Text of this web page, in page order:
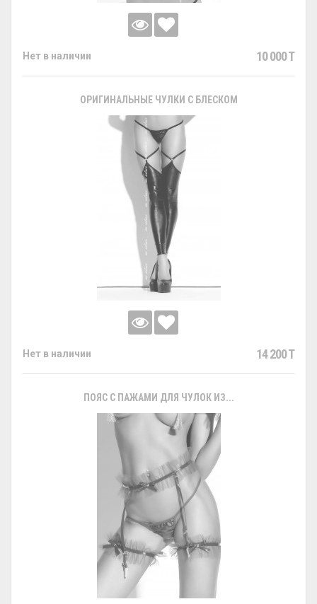
Нет в наличии 10 000 T
ОРИГИНАЛЬНЫЕ ЧУЛКИ С БЛЕСКОМ
Нет в наличии 14 200 T
ПОЯС С ПАЖАМИ ДЛЯ ЧУЛОК ИЗ...